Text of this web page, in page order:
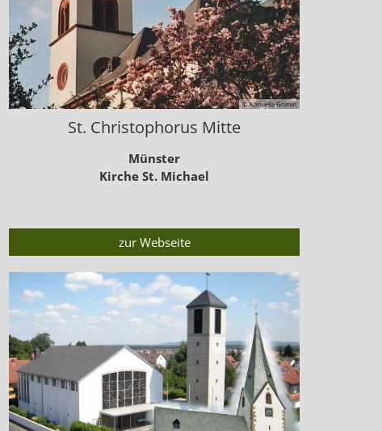
© Kornelia Grimm
St. Christophorus Mitte
Münster
Kirche St. Michael
zur Webseite